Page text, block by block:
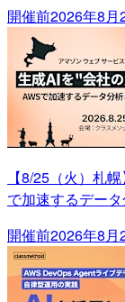
開催前2026年8月
【8/25（火）札
で加速するデー
開催前2026年8月